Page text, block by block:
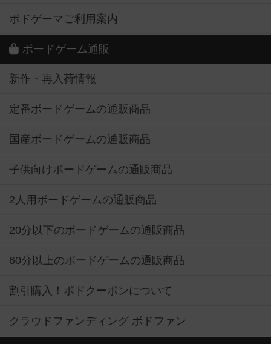
ボドゲーマご利用案内
ボードゲーム通販
新作・再入荷情報
定番ボードゲームの通販商品
国産ボードゲームの通販商品
子供向けボードゲームの通販商品
2人用ボードゲームの通販商品
20分以下のボードゲームの通販商品
60分以上のボードゲームの通販商品
割引購入！ボドクーポンについて
クラウドファンディング ボドファン